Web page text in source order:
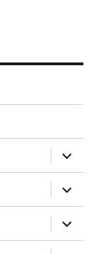
Open
Open
Open